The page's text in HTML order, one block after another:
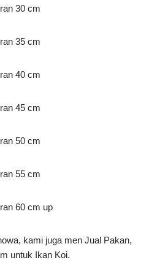
30 cm
35 cm
40 cm
45 cm
50 cm
55 cm
60 cm up
kami juga men Jual Pakan,
untuk Ikan Koi.